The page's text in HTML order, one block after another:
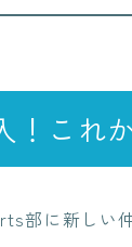
！これ
部に新しい